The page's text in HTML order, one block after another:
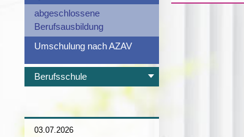
abgeschlossene
Berufsausbildung
Umschulung nach AZAV
Berufsschule
03.07.2026